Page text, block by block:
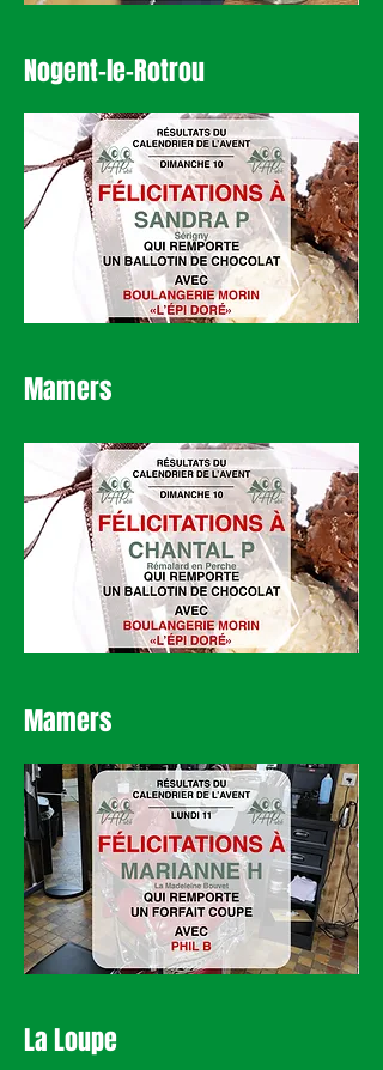
Nogent-le-Rotrou
Mamers
Mamers
La Loupe